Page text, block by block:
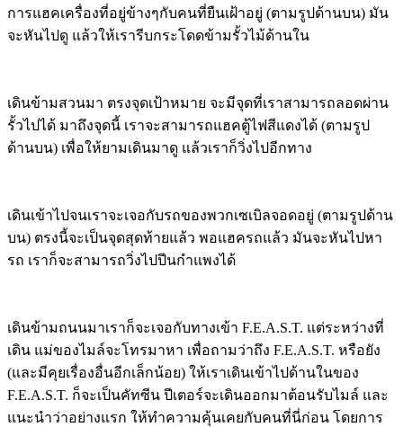
การแฮคเครื่องที่อยู่ข้างๆกับคนที่ยืนเฝ้าอยู่ (ตามรูปด้านบน) มัน
จะหันไปดู แล้วให้เรารีบกระโดดข้ามรั้วไม้ด้านใน
เดินข้ามสวนมา ตรงจุดเป้าหมาย จะมีจุดที่เราสามารถลอดผ่าน
รั้วไปได้ มาถึงจุดนี้ เราจะสามารถแฮคตู้ไฟสีแดงได้ (ตามรูป
ด้านบน) เพื่อให้ยามเดินมาดู แล้วเราก็วิ่งไปอีกทาง
เดินเข้าไปจนเราจะเจอกับรถของพวกเซเบิลจอดอยู่ (ตามรูปด้าน
บน) ตรงนี้จะเป็นจุดสุดท้ายแล้ว พอแฮครถแล้ว มันจะหันไปหา
รถ เราก็จะสามารถวิ่งไปปีนกำแพงได้
เดินข้ามถนนมาเราก็จะเจอกับทางเข้า F.E.A.S.T. แต่ระหว่างที่
เดิน แม่ของไมล์จะโทรมาหา เพื่อถามว่าถึง F.E.A.S.T. หรือยัง
(และมีคุยเรื่องอื่นอีกเล็กน้อย) ให้เราเดินเข้าไปด้านในของ
F.E.A.S.T. ก็จะเป็นคัทซีน ปีเตอร์จะเดินออกมาต้อนรับไมล์ และ
แนะนำว่าอย่างแรก ให้ทำความคุ้นเคยกับคนที่นี่ก่อน โดยการ